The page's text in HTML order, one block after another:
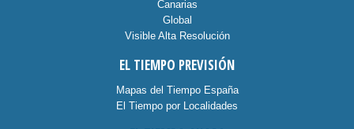
Canarias
Global
Visible Alta Resolución
EL TIEMPO PREVISIÓN
Mapas del Tiempo España
El Tiempo por Localidades